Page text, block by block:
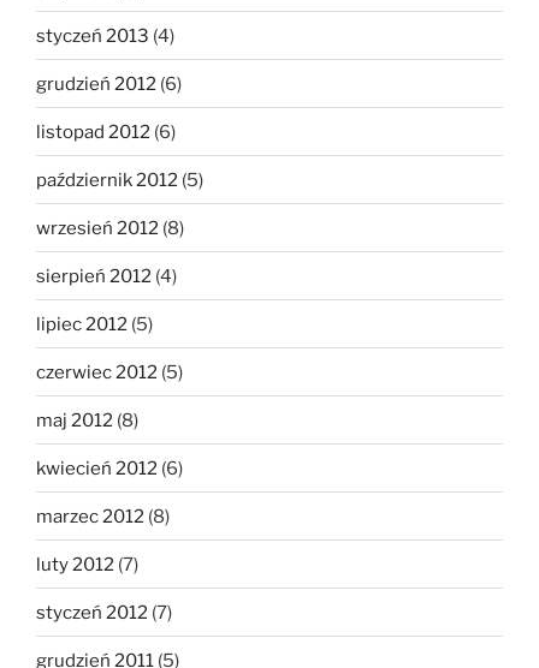
styczeń 2013 (4)
grudzień 2012 (6)
listopad 2012 (6)
październik 2012 (5)
wrzesień 2012 (8)
sierpień 2012 (4)
lipiec 2012 (5)
czerwiec 2012 (5)
maj 2012 (8)
kwiecień 2012 (6)
marzec 2012 (8)
luty 2012 (7)
styczeń 2012 (7)
grudzień 2011 (5)